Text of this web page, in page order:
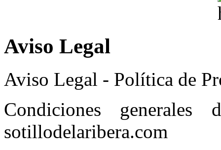
Aviso Legal
Aviso Legal - Política de
Condiciones
sotillodelaribera.com